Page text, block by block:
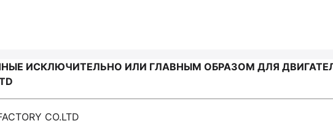
ИСКЛЮЧИТЕЛЬНО ИЛИ ГЛАВНЫМ ОБРАЗОМ ДЛЯ
CO.LTD